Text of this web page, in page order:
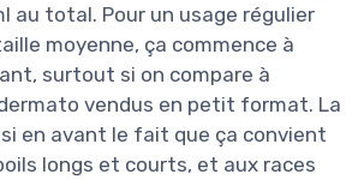
au total. Pour un usage régulier
moyenne, ça commence à
surtout si on compare à
vendus en petit format. La
en avant le fait que ça convient
longs et courts, et aux races